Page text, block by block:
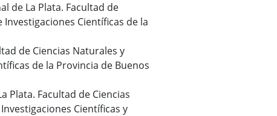
de La Plata. Facultad de
Científicas de la
de Ciencias Naturales y
de la Provincia de Buenos
Plata. Facultad de Ciencias
Científicas y